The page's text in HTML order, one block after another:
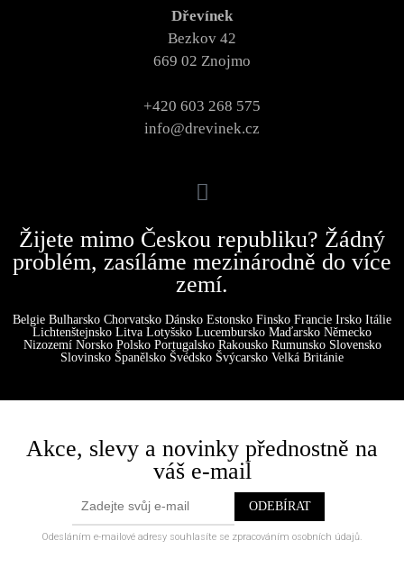
Dřevínek
Bezkov 42
669 02 Znojmo
+420 603 268 575
info@drevinek.cz
Žijete mimo Českou republiku? Žádný
problém, zasíláme mezinárodně do více
zemí.
Belgie Bulharsko Chorvatsko Dánsko Estonsko Finsko Francie Irsko Itálie
Lichtenštejnsko Litva Lotyšsko Lucembursko Maďarsko Německo
Nizozemí Norsko Polsko Portugalsko Rakousko Rumunsko Slovensko
Slovinsko Španělsko Švédsko Švýcarsko Velká Británie
Akce, slevy a novinky přednostně na
váš e-mail
Odesláním e-mailové adresy souhlasíte se zpracováním osobních údajů.